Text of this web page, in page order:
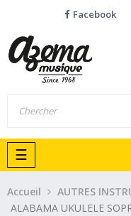
Facebook
Basculer
la
navigation
☰
Accueil AUTRES
ALABAMA UKULELE